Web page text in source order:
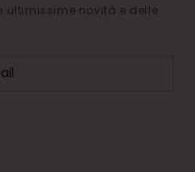
ultimissime novità e delle